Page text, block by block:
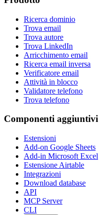
Ricerca dominio
Trova email
Trova autore
Trova LinkedIn
Arricchimento email
Ricerca email inversa
Verificatore email
Attività in blocco
Validatore telefono
Trova telefono
Componenti aggiuntivi
Estensioni
Add-on Google Sheets
Add-in Microsoft Excel
Estensione Airtable
Integrazioni
Download database
API
MCP Server
CLI